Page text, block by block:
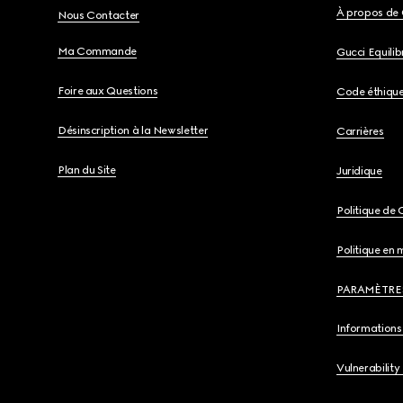
Nous Contacter
Ma Commande
Foire aux Questions
Désinscription à la Newsletter
Plan du Site
À propos de
Gucci
Code
Carrières
Juridique
Politique de
Politique en
Informations
Vulnerability